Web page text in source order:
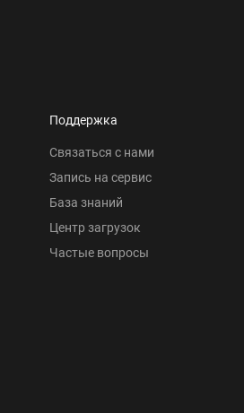
Поддержка
Связаться с нами
Запись на сервис
База знаний
Центр загрузок
Частые вопросы